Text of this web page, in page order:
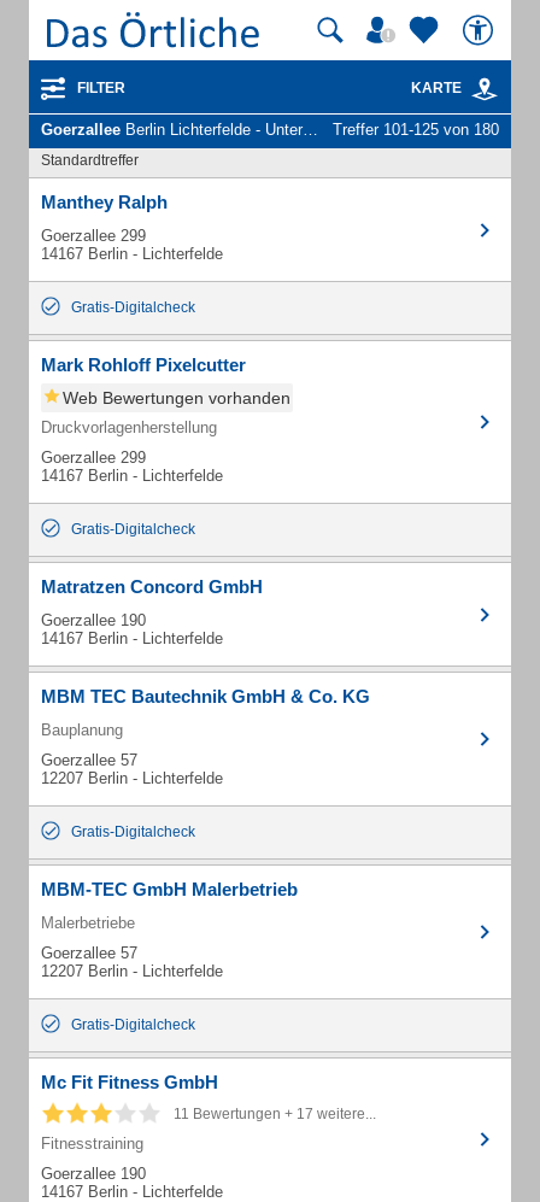
FILTER KARTE
Goerzallee Berlin Lichterfelde - Unternehmen und Personen Treffer 101-125 von 180
Standardtreffer
Manthey Ralph
Goerzallee 299
14167 Berlin - Lichterfelde
Gratis-Digitalcheck
Mark Rohloff Pixelcutter
Web Bewertungen vorhanden
Druckvorlagenherstellung
Goerzallee 299
14167 Berlin - Lichterfelde
Gratis-Digitalcheck
Matratzen Concord GmbH
Goerzallee 190
14167 Berlin - Lichterfelde
MBM TEC Bautechnik GmbH & Co. KG
Bauplanung
Goerzallee 57
12207 Berlin - Lichterfelde
Gratis-Digitalcheck
MBM-TEC GmbH Malerbetrieb
Malerbetriebe
Goerzallee 57
12207 Berlin - Lichterfelde
Gratis-Digitalcheck
Mc Fit Fitness GmbH
11 Bewertungen + 17 weitere...
Fitnesstraining
Goerzallee 190
14167 Berlin - Lichterfelde